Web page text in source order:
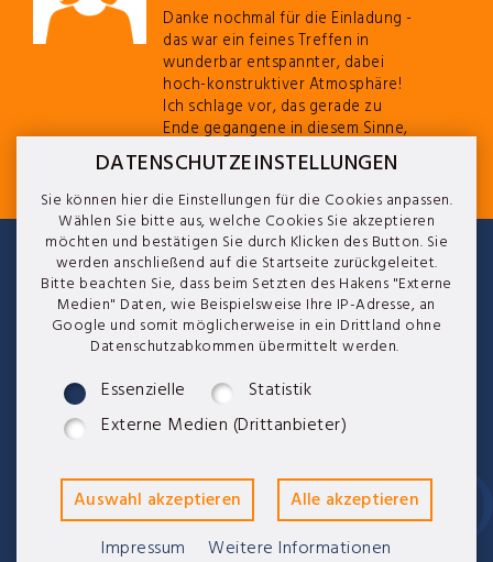
Danke nochmal für die Einladung -
das war ein feines Treffen in
wunderbar entspannter, dabei
hoch-konstruktiver Atmosphäre!
Ich schlage vor, das gerade zu
Ende gegangene in diesem Sinne,
wie beim feinen Darjeeling, als
"First Flu(a)sh" zu verbuchen?
Impressum | Datenschutz | Cookies | AGB
Philip Weser
Rietberger Straße 11
© bei p.weser | Gütersloh 2026
DATENSCHUTZEINSTELLUNGEN
Sie können hier die Einstellungen für die Cookies anpassen.
Wählen Sie bitte aus, welche Cookies Sie akzeptieren
möchten und bestätigen Sie durch Klicken des Button. Sie
werden anschließend auf die Startseite zurückgeleitet.
Bitte beachten Sie, dass beim Setzten des Hakens "Externe
Medien" Daten, wie Beispielsweise Ihre IP-Adresse, an
Google und somit möglicherweise in ein Drittland ohne
Datenschutzabkommen übermittelt werden.
Essenzielle
Statistik
Externe Medien (Drittanbieter)
Impressum Weitere Informationen